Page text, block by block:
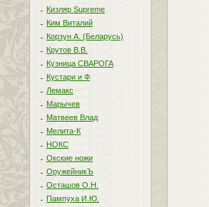
Кизляр Supreme
Ким Виталий
Корзун А. (Беларусь)
Крутов В.В.
Кузница СВАРОГА
Кустари и Ф
Лемакс
Марычев
Матвеев Влад
Мелита-К
НОКС
Окские ножи
ОружейникЪ
Осташов О.Н.
Пампуха И.Ю.